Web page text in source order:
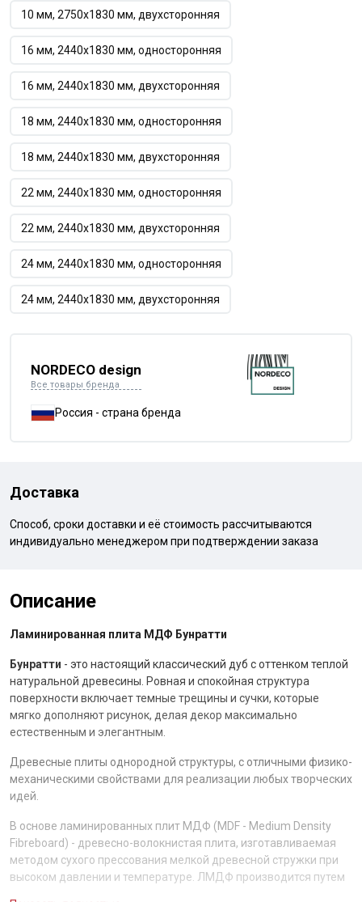
10 мм, 2750х1830 мм, двухсторонняя
16 мм, 2440х1830 мм, односторонняя
16 мм, 2440х1830 мм, двухсторонняя
18 мм, 2440х1830 мм, односторонняя
18 мм, 2440х1830 мм, двухсторонняя
22 мм, 2440х1830 мм, односторонняя
22 мм, 2440х1830 мм, двухсторонняя
24 мм, 2440х1830 мм, односторонняя
24 мм, 2440х1830 мм, двухсторонняя
NORDECO design
Все товары бренда
Россия - страна бренда
Доставка
Способ, сроки доставки и её стоимость рассчитываются
индивидуально менеджером при подтверждении заказа
Описание
Ламинированная плита МДФ Бунратти
Бунратти - это настоящий классический дуб с оттенком теплой
натуральной древесины. Ровная и спокойная структура
поверхности включает темные трещины и сучки, которые
мягко дополняют рисунок, делая декор максимально
естественным и элегантным.
Древесные плиты однородной структуры, с отличными физико-
механическими свойствами для реализации любых творческих
идей.
В основе ламинированных плит МДФ (MDF - Medium Density
Fibreboard) - древесно-волокнистая плита, изготавливаемая
методом сухого прессования мелкой древесной стружки при
высоком давлении и температуре. ЛМДФ производится путем